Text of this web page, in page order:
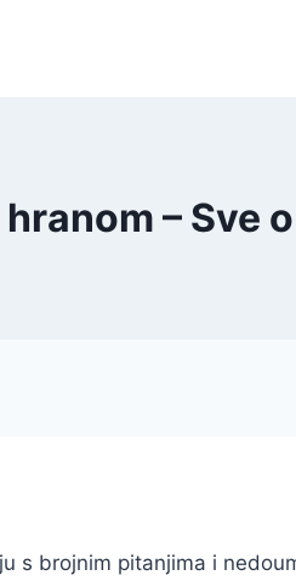
– Sve
s brojnim pitanjima i